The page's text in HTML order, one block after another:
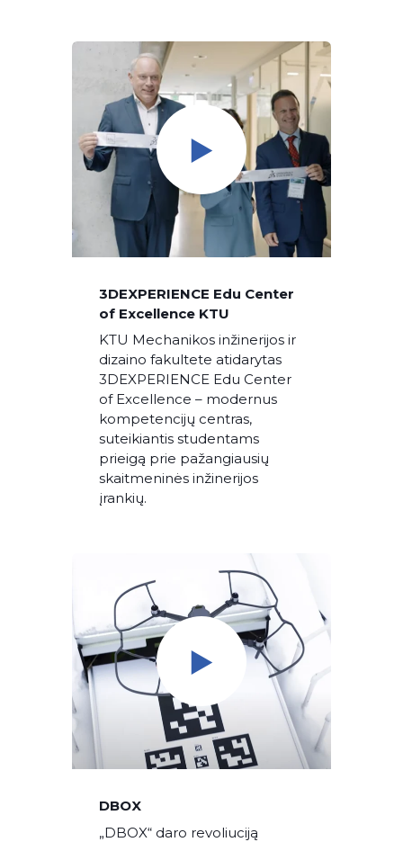
3DEXPERIENCE Edu Center
of Excellence KTU
KTU Mechanikos inžinerijos ir
dizaino fakultete atidarytas
3DEXPERIENCE Edu Center
of Excellence – modernus
kompetencijų centras,
suteikiantis studentams
prieigą prie pažangiausių
skaitmeninės inžinerijos
įrankių.
DBOX
„DBOX“ daro revoliuciją